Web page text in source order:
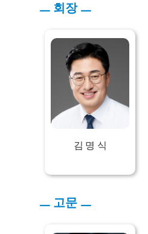
ㅡ 회장 ㅡ
김 명 식
ㅡ 고문 ㅡ